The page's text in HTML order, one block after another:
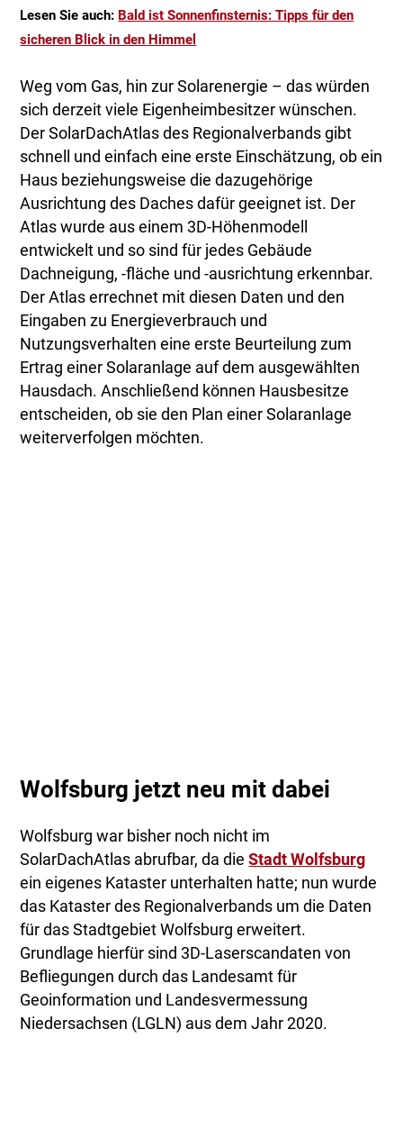
Lesen Sie auch: Bald ist Sonnenfinsternis: Tipps für den
sicheren Blick in den Himmel
Weg vom Gas, hin zur Solarenergie – das würden
sich derzeit viele Eigenheimbesitzer wünschen.
Der SolarDachAtlas des Regionalverbands gibt
schnell und einfach eine erste Einschätzung, ob ein
Haus beziehungsweise die dazugehörige
Ausrichtung des Daches dafür geeignet ist. Der
Atlas wurde aus einem 3D-Höhenmodell
entwickelt und so sind für jedes Gebäude
Dachneigung, -fläche und -ausrichtung erkennbar.
Der Atlas errechnet mit diesen Daten und den
Eingaben zu Energieverbrauch und
Nutzungsverhalten eine erste Beurteilung zum
Ertrag einer Solaranlage auf dem ausgewählten
Hausdach. Anschließend können Hausbesitze
entscheiden, ob sie den Plan einer Solaranlage
weiterverfolgen möchten.
Wolfsburg jetzt neu mit dabei
Wolfsburg war bisher noch nicht im
SolarDachAtlas abrufbar, da dieStadt Wolfsburg
ein eigenes Kataster unterhalten hatte; nun wurde
das Kataster des Regionalverbands um die Daten
für das Stadtgebiet Wolfsburg erweitert.
Grundlage hierfür sind 3D-Laserscandaten von
Befliegungen durch das Landesamt für
Geoinformation und Landesvermessung
Niedersachsen (LGLN) aus dem Jahr 2020.